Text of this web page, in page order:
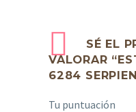
SÉ EL
VALORAR
6284
Tu puntuación